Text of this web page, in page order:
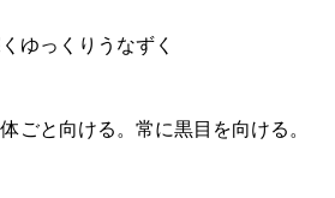
ゆっくりうなずく
ごと向ける。常に黒目を向ける。